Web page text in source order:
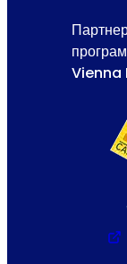
Vienna